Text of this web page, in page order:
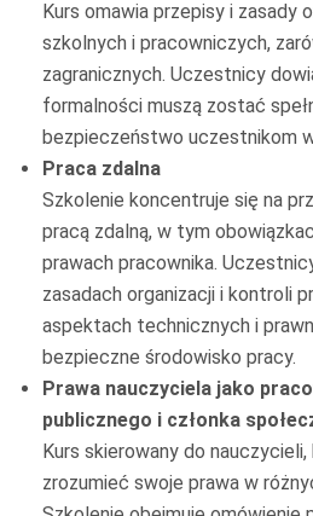
Kurs omawia przepisy i zasady
szkolnych i pracowniczych,
zagranicznych. Uczestnicy
formalności muszą zostać
bezpieczeństwo uczestnikom
Praca zdalna
Szkolenie koncentruje się na
pracą zdalną, w tym
prawach pracownika.
zasadach organizacji i kontroli
aspektach technicznych i
bezpieczne środowisko pracy.
Prawa nauczyciela jako
publicznego i członka
Kurs skierowany do
zrozumieć swoje prawa w